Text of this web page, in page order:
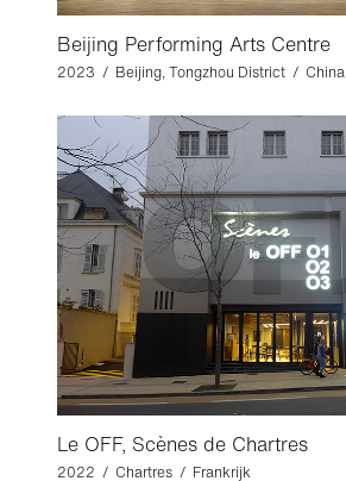
Beijing Performing Arts Centre
2023 / Beijing, Tongzhou District / China
Le OFF, Scènes de Chartres
2022 / Chartres / Frankrijk